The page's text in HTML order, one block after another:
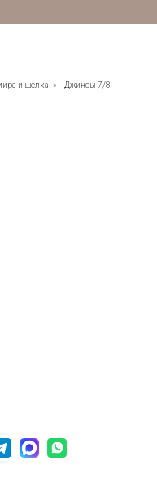
и шелка » Джинсы 7/8